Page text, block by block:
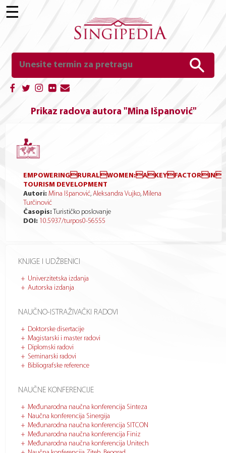
☰
Prikaz radova autora "Mina Išpanović"
KNJIGE I UDŽBENICI
Univerzitetska izdanja
Autorska izdanja
NAUČNO-ISTRAŽIVAČKI RADOVI
Doktorske disertacije
Magistarski i master radovi
Diplomski radovi
Seminarski radovi
Bibliografske reference
NAUČNE KONFERENCIJE
Međunarodna naučna konferencija Sinteza
Naučna konferencija Sinergija
Međunarodna naučna konferencija SITCON
Međunarodna naučna konferencija Finiz
Međunarodna naučna konferencija Unitech
TOURISM DEVELOPMENT
Autori: Mina Išpanović, Aleksandra Vujko, Milena
Turčinović
Časopis: Turističko poslovanje
DOI: 10.5937/turpos0-56555